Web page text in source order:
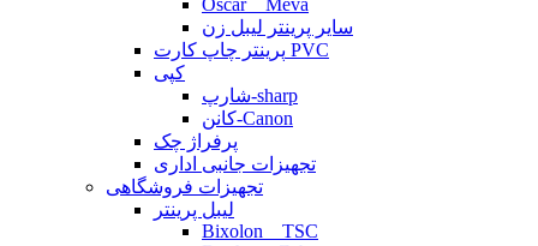
Oscar _ Meva
سایر پرینتر لیبل زن
پرینتر چاپ کارت PVC
کپی
شارپ-sharp
کانن-Canon
پرفراژ چک
تجهیزات جانبی اداری
تجهیزات فروشگاهی
لیبل پرینتر
Bixolon _ TSC